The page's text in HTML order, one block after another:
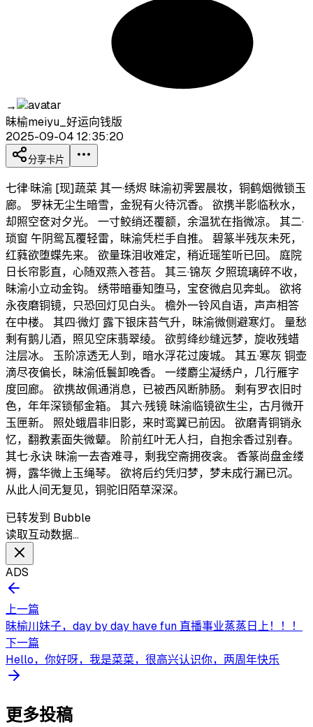
→
昧榆meiyu_好运向钱版
2025-09-04 12:35:20
分享卡片
七律·昧渝 [现]蔬菜 其一·绣烬 昧渝初霁罢晨妆，铜鹤烟微锁玉
廊。 罗袜无尘生暗雪，金猊有火待沉香。 欲携半影临秋水，
却照空奁对夕光。 一寸鲛绡还覆额，余温犹在指微凉。 其二·
琐窗 午阴鸳瓦覆轻雷，昧渝凭栏手自推。 碧篆半残灰未死，
红蕤欲堕蝶先来。 欲量珠泪收难定，稍近瑶笙听已回。 庭院
日长帘影直，心随双燕入苍苔。 其三·锦灰 夕照琉璃碎不收，
昧渝小立动金钩。 绣带暗垂知堕马，宝奁微启见奔虬。 欲将
永夜磨铜镜，只恐回灯见白头。 檐外一铃风自语，声声相答
在中楼。 其四·微灯 露下银床苔气升，昧渝微侧避寒灯。 量愁
剩有鹅儿酒，照见空床翡翠绫。 欲剪绛纱缝远梦，旋收残蜡
注层冰。 玉阶凉透无人到，暗水浮花过废城。 其五·寒灰 铜壶
滴尽夜偏长，昧渝低鬟卸晚香。 一缕麝尘凝绣户，几行雁字
度回廊。 欲携故佩通消息，已被西风断肺肠。 剩有罗衣旧时
色，年年深锁郁金箱。 其六·残镜 昧渝临镜欲生尘，古月微开
玉匣新。 照处蛾眉非旧影，来时鸾翼已前因。 欲磨青铜销永
忆，翻教素面失微颦。 阶前红叶无人扫，自抱余香过别春。
其七·永诀 昧渝一去杳难寻，剩我空斋拥夜衾。 香篆尚盘金缕
褥，露华微上玉绳琴。 欲将后约凭归梦，梦未成行漏已沉。
从此人间无复见，铜驼旧陌草深深。
已转发到 Bubble
读取互动数据…
ADS
上一篇
昧榆川妹子，day by day have fun 直播事业蒸蒸日上！！！
下一篇
Hello，你好呀，我是菜菜，很高兴认识你，两周年快乐
更多投稿